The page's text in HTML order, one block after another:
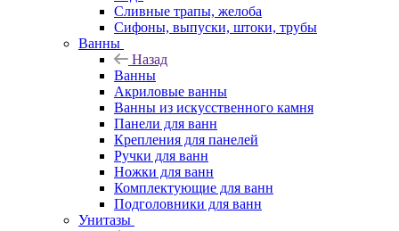
Сливные трапы, желоба
Сифоны, выпуски, штоки, трубы
Ванны
Назад
Ванны
Акриловые ванны
Ванны из искусственного камня
Панели для ванн
Крепления для панелей
Ручки для ванн
Ножки для ванн
Комплектующие для ванн
Подголовники для ванн
Унитазы